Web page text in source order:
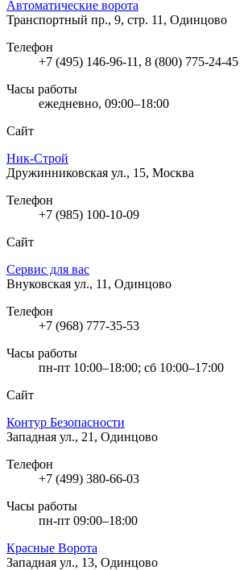
Автоматические ворота
Транспортный пр., 9, стр. 11, Одинцово
Телефон
+7 (495) 146-96-11, 8 (800) 775-24-45
Часы работы
ежедневно, 09:00–18:00
Сайт
Ник-Строй
Дружинниковская ул., 15, Москва
Телефон
+7 (985) 100-10-09
Сайт
Сервис для вас
Внуковская ул., 11, Одинцово
Телефон
+7 (968) 777-35-53
Часы работы
пн-пт 10:00–18:00; сб 10:00–17:00
Сайт
Контур Безопасности
Западная ул., 21, Одинцово
Телефон
+7 (499) 380-66-03
Часы работы
пн-пт 09:00–18:00
Красные Ворота
Западная ул., 13, Одинцово